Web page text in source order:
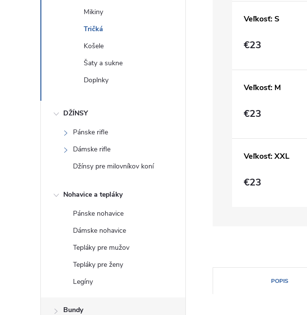
Mikiny
Tričká
Košele
Šaty a sukne
Doplnky
DŽÍNSY
Pánske rifle
Dámske rifle
Džínsy pre milovníkov koní
Nohavice a tepláky
Pánske nohavice
Dámske nohavice
Tepláky pre mužov
Tepláky pre ženy
Legíny
Bundy
Veľkosť: S
€23
Veľkosť: M
€23
Veľkosť: XXL
€23
POPIS